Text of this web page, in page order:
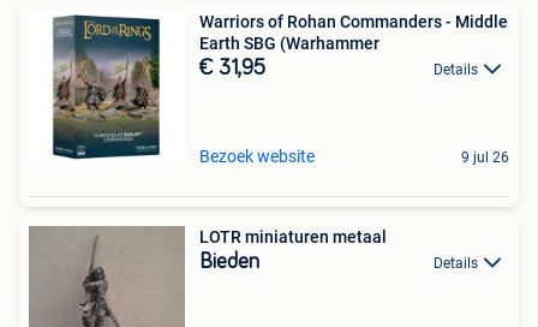
Warriors of Rohan Commanders - Middle
Earth SBG (Warhammer
€ 31,95 Details
Bezoek website 9 jul 26
LOTR miniaturen metaal
Bieden Details